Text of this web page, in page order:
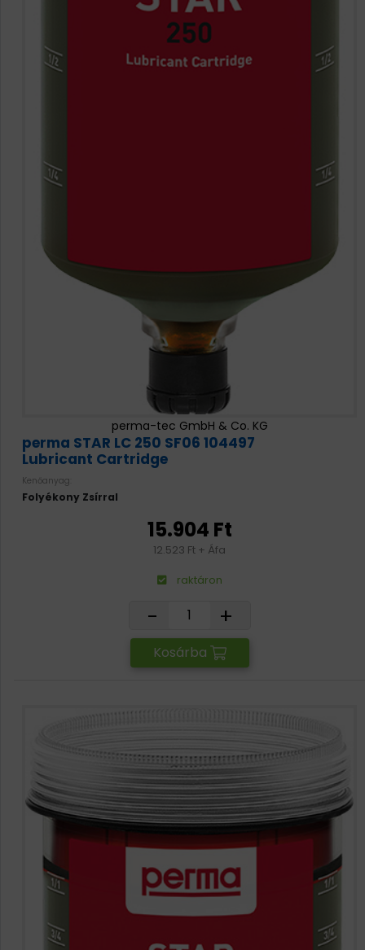
perma-tec GmbH & Co. KG
perma STAR LC 250 SF06 104497
Lubricant Cartridge
Kenőanyag:
Folyékony Zsírral
15.904 Ft
12.523 Ft + Áfa
raktáron
- +
Kosárba